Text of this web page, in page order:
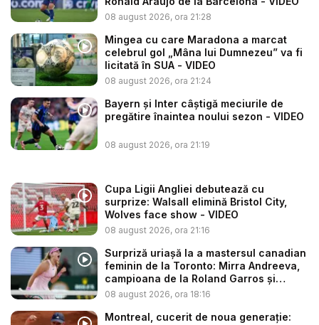
08 august 2026, ora 21:28
Mingea cu care Maradona a marcat
celebrul gol „Mâna lui Dumnezeu” va fi
licitată în SUA - VIDEO
08 august 2026, ora 21:24
Bayern și Inter câștigă meciurile de
pregătire înaintea noului sezon - VIDEO
08 august 2026, ora 21:19
Cupa Ligii Angliei debutează cu
surprize: Walsall elimină Bristol City,
Wolves face show - VIDEO
08 august 2026, ora 21:16
Surpriză uriașă la a mastersul canadian
feminin de la Toronto: Mirra Andreeva,
campioana de la Roland Garros și
favo...
08 august 2026, ora 18:16
Montreal, cucerit de noua generație: